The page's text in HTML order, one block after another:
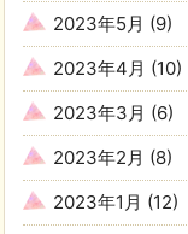
2023年5月 (9)
2023年4月 (10)
2023年3月 (6)
2023年2月 (8)
2023年1月 (12)